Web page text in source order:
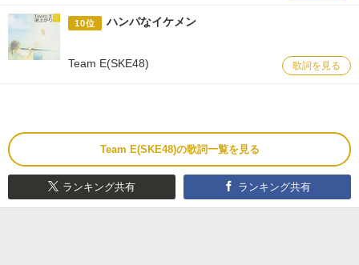
10位 ハンパなイケメン
Team E(SKE48) 歌詞を見る
Team E(SKE48)の歌詞一覧を見る
ランキング共有 ランキング共有